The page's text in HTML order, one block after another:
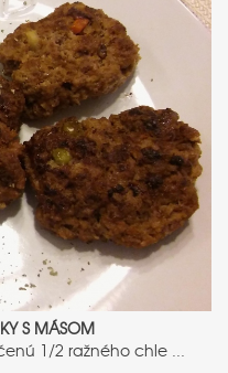
S MÁSOM
1/2 ražného chle ...